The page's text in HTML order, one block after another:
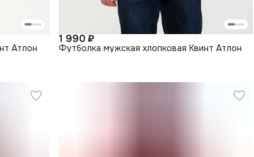
Атлон
1 990 ₽
Футболка мужская хлопковая Квинт Атлон